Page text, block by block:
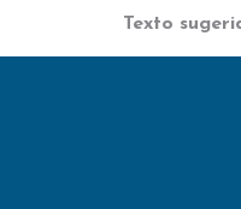
Texto